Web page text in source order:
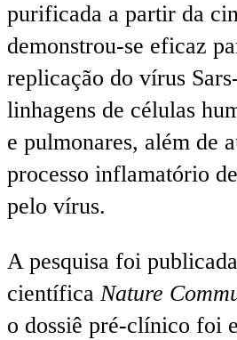
purificada a partir da
demonstrou-se eficaz
replicação do vírus
linhagens de células
e pulmonares, além de
processo inflamatório
pelo vírus.
A pesquisa foi
científica Nature
o dossiê pré-clínico foi